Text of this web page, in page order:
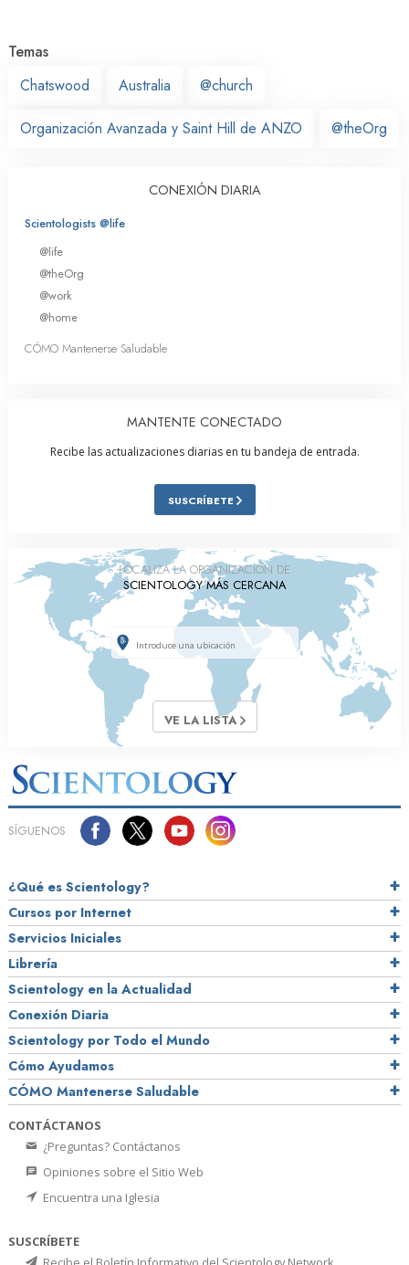
Temas
Chatswood
Australia @church
Organización Avanzada y Saint Hill de ANZO @theOrg
CONEXIÓN DIARIA
Scientologists @life
@life
@theOrg
@work
@home
CÓMO Mantenerse Saludable
MANTENTE CONECTADO
Recibe las actualizaciones diarias en tu bandeja de entrada.
SUSCRÍBETE
LOCALIZA LA ORGANIZACIÓN DE
SCIENTOLOGY MÁS CERCANA
VE LA LISTA
SÍGUENOS
¿Qué es Scientology?
Cursos por Internet
Servicios Iniciales
Librería
Scientology en la Actualidad
Conexión Diaria
Scientology por Todo el Mundo
Cómo Ayudamos
CÓMO Mantenerse Saludable
CONTÁCTANOS
¿Preguntas? Contáctanos
Opiniones sobre el Sitio Web
Encuentra una Iglesia
SUSCRÍBETE